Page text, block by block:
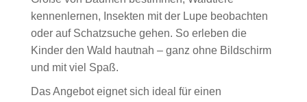
kennenlernen, Insekten mit der Lupe beobachten
oder auf Schatzsuche gehen. So erleben die
Kinder den Wald hautnah – ganz ohne Bildschirm
und mit viel Spaß.
Das Angebot eignet sich ideal für einen